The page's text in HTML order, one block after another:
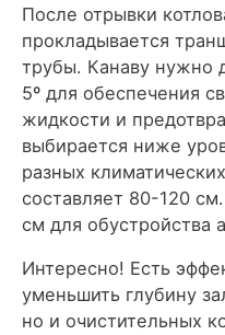
После отрывки
прокладывается
трубы. Канаву нужно
5º для обеспечения
жидкости и
выбирается ниже
разных
составляет 80-120
см для обустройства
Интересно! Есть
уменьшить глубину
но и очистительных